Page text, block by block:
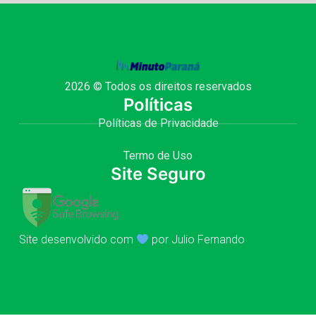
2026 © Todos os direitos reservados
Políticas
Políticas de Privacidade
Termo de Uso
Site Seguro
Site desenvolvido com por Julio Fernando